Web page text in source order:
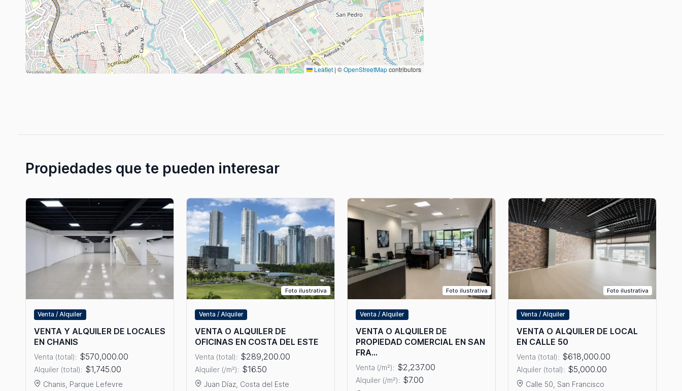
Leaflet | ©OpenStreetMapcontributors
Propiedades que te pueden interesar
Venta / Alquiler
VENTA Y ALQUILER DE LOCALES
EN CHANIS
Venta (total): $570,000.00
Alquiler (total): $1,745.00
Chanis, Parque Lefevre
Foto ilustrativa
Venta / Alquiler
VENTA O ALQUILER DE
OFICINAS EN COSTA DEL ESTE
Venta (total): $289,200.00
Alquiler (/m²): $16.50
Juan Díaz, Costa del Este
Foto ilustrativa
Venta / Alquiler
VENTA O ALQUILER DE
PROPIEDAD COMERCIAL EN SAN
FRA...
Venta (/m²): $2,237.00
Alquiler (/m²): $7.00
Foto ilustrativa
Venta / Alquiler
VENTA O ALQUILER DE LOCAL
EN CALLE 50
Venta (total): $618,000.00
Alquiler (total): $5,000.00
Calle 50, San Francisco